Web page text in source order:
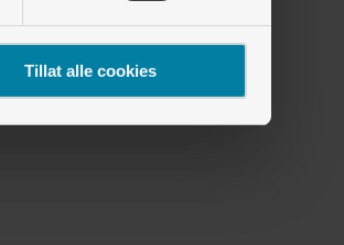
Tillat alle cookies